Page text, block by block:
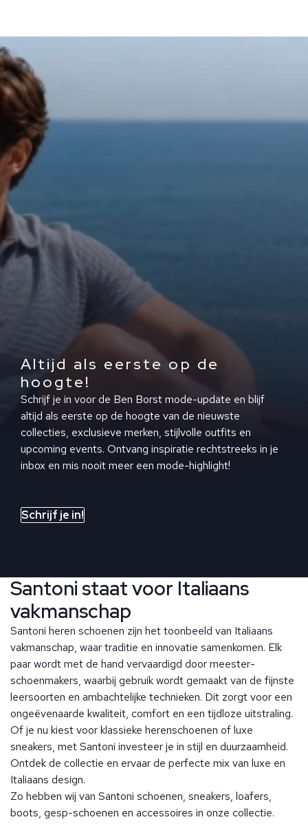
Altijd als eerste op de
hoogte!
Schrijf je in voor de Ben Borst mode-update en blijf
altijd als eerste op de hoogte van de nieuwste
collecties, exclusieve merken, stijlvolle outfits en
upcoming events. Ontvang inspiratie rechtstreeks in je
inbox en mis nooit meer een mode-highlight!
Schrijf je in!
Santoni staat voor Italiaans
vakmanschap
Santoni heren schoenen zijn het toonbeeld van Italiaans
vakmanschap, waar traditie en innovatie samenkomen. Elk
paar wordt met de hand vervaardigd door meester-
schoenmakers, waarbij gebruik wordt gemaakt van de fijnste
leersoorten en ambachtelijke technieken. Dit zorgt voor een
ongeëvenaarde kwaliteit, comfort en een tijdloze uitstraling.
Of je nu kiest voor klassieke herenschoenen of luxe
sneakers, met Santoni investeer je in stijl en duurzaamheid.
Ontdek de collectie en ervaar de perfecte mix van luxe en
Italiaans design.
Zo hebben wij van Santoni schoenen, sneakers, loafers,
boots, gesp-schoenen en accessoires in onze collectie.